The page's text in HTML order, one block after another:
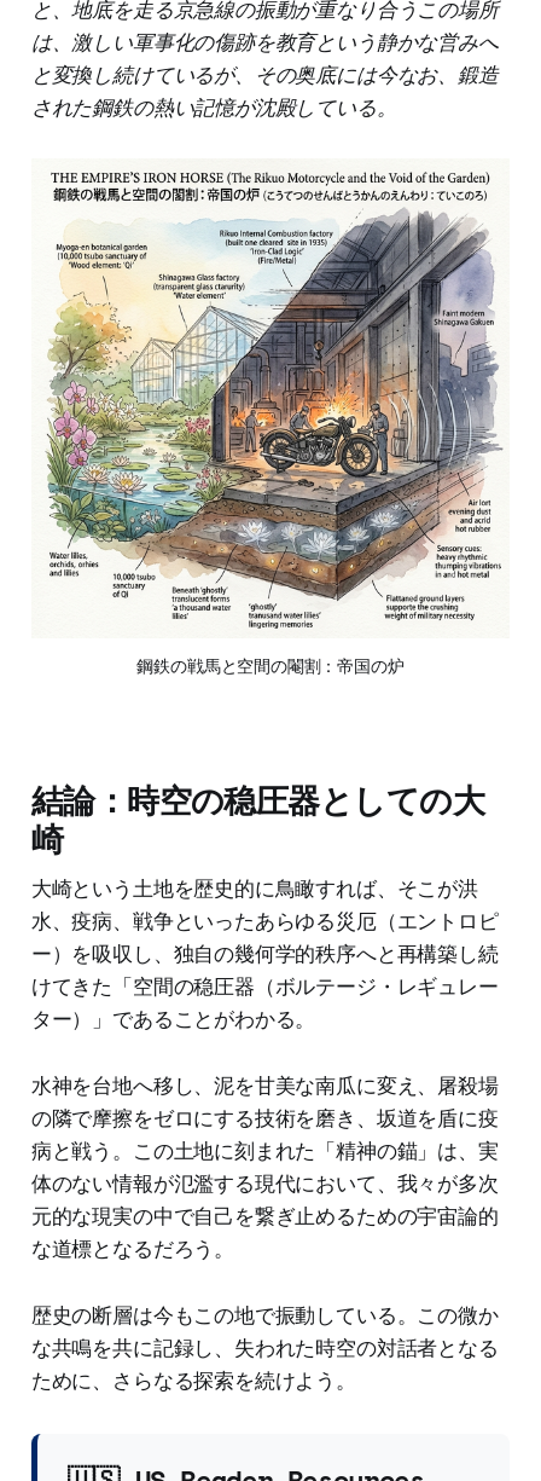
と、地底を走る京急線の振動が重なり合うこの場所
は、激しい軍事化の傷跡を教育という静かな営みへ
と変換し続けているが、その奥底には今なお、鍛造
された鋼鉄の熱い記憶が沈殿している。
鋼鉄の戦馬と空間の閹割：帝国の炉
結論：時空の稳圧器としての大
崎
大崎という土地を歴史的に鳥瞰すれば、そこが洪
水、疫病、戦争といったあらゆる災厄（エントロピ
ー）を吸収し、独自の幾何学的秩序へと再構築し続
けてきた「空間の稳圧器（ボルテージ・レギュレー
ター）」であることがわかる。
水神を台地へ移し、泥を甘美な南瓜に変え、屠殺場
の隣で摩擦をゼロにする技術を磨き、坂道を盾に疫
病と戦う。この土地に刻まれた「精神の錨」は、実
体のない情報が氾濫する現代において、我々が多次
元的な現実の中で自己を繋ぎ止めるための宇宙論的
な道標となるだろう。
歴史の断層は今もこの地で振動している。この微か
な共鳴を共に記録し、失われた時空の対話者となる
ために、さらなる探索を続けよう。